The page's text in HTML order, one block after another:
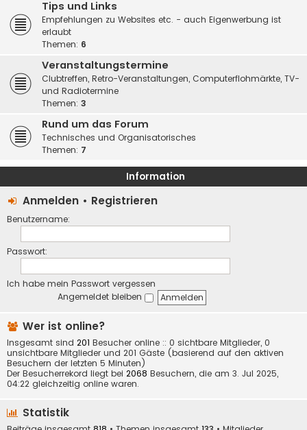
Tips und Links
Empfehlungen zu Websites etc. - auch Eigenwerbung ist
erlaubt
Themen: 6
Veranstaltungstermine
Clubtreffen, Retro-Veranstaltungen, Computerflohmärkte, TV-
und Radiotermine
Themen: 3
Rund um das Forum
Technisches und Organisatorisches
Themen: 7
Information
Anmelden • Registrieren
Benutzername:
Passwort:
Ich habe mein Passwort vergessen
Angemeldet bleiben
Wer ist online?
Insgesamt sind 201 Besucher online :: 0 sichtbare Mitglieder, 0
unsichtbare Mitglieder und 201 Gäste (basierend auf den aktiven
Besuchern der letzten 5 Minuten)
Der Besucherrekord liegt bei 2068 Besuchern, die am 3. Jul 2025,
04:22 gleichzeitig online waren.
Statistik